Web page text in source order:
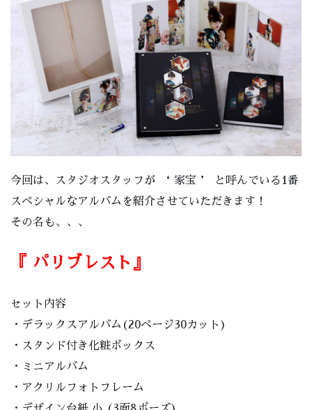
今回は、スタジオスタッフが ‘ 家宝 ’ と呼んでいる1番
スペシャルなアルバムを紹介させていただきます！
その名も、、、
『 パリブレスト』
セット内容
・デラックスアルバム(20ページ30カット)
・スタンド付き化粧ボックス
・ミニアルバム
・アクリルフォトフレーム